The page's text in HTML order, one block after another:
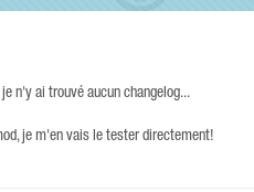
n'y ai trouvé aucun changelog...
je m'en vais le tester directement!